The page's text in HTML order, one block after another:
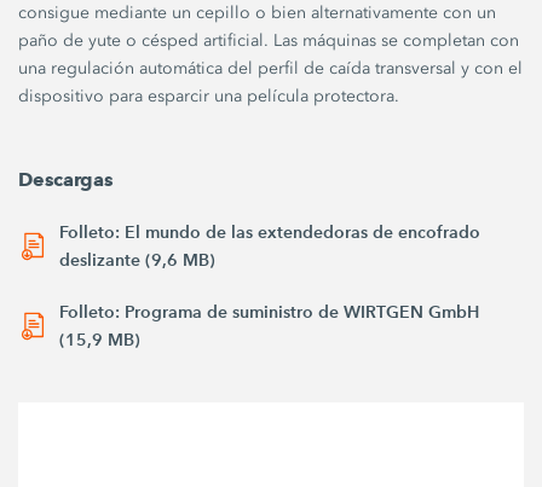
consigue mediante un cepillo o bien alternativamente con un
paño de yute o césped artificial. Las máquinas se completan con
una regulación automática del perfil de caída transversal y con el
dispositivo para esparcir una película protectora.
Descargas
Folleto: El mundo de las extendedoras de encofrado
deslizante (9,6 MB)
Folleto: Programa de suministro de WIRTGEN GmbH
(15,9 MB)